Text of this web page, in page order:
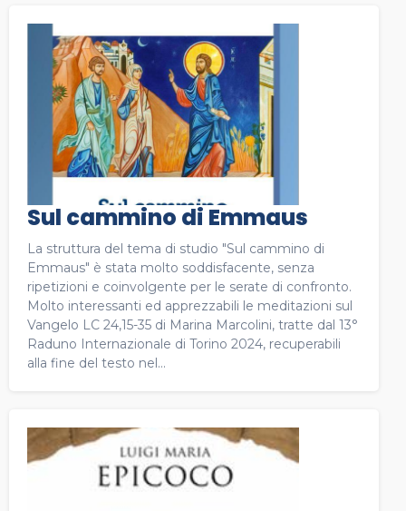
Sul cammino di Emmaus
La struttura del tema di studio "Sul cammino di
Emmaus" è stata molto soddisfacente, senza
ripetizioni e coinvolgente per le serate di confronto.
Molto interessanti ed apprezzabili le meditazioni sul
Vangelo LC 24,15-35 di Marina Marcolini, tratte dal 13°
Raduno Internazionale di Torino 2024, recuperabili
alla fine del testo nel...